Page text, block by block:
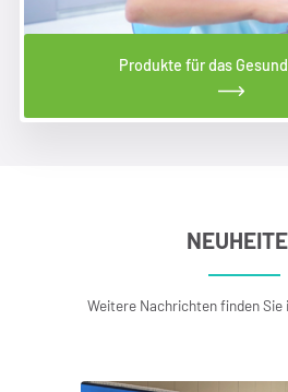
Produkte für das
Weitere Nachrichten finden Sie